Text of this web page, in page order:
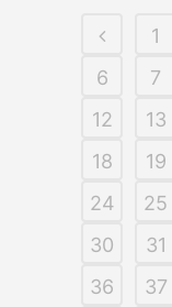
1
6
7
12
13
18
19
24
25
30
31
36
37